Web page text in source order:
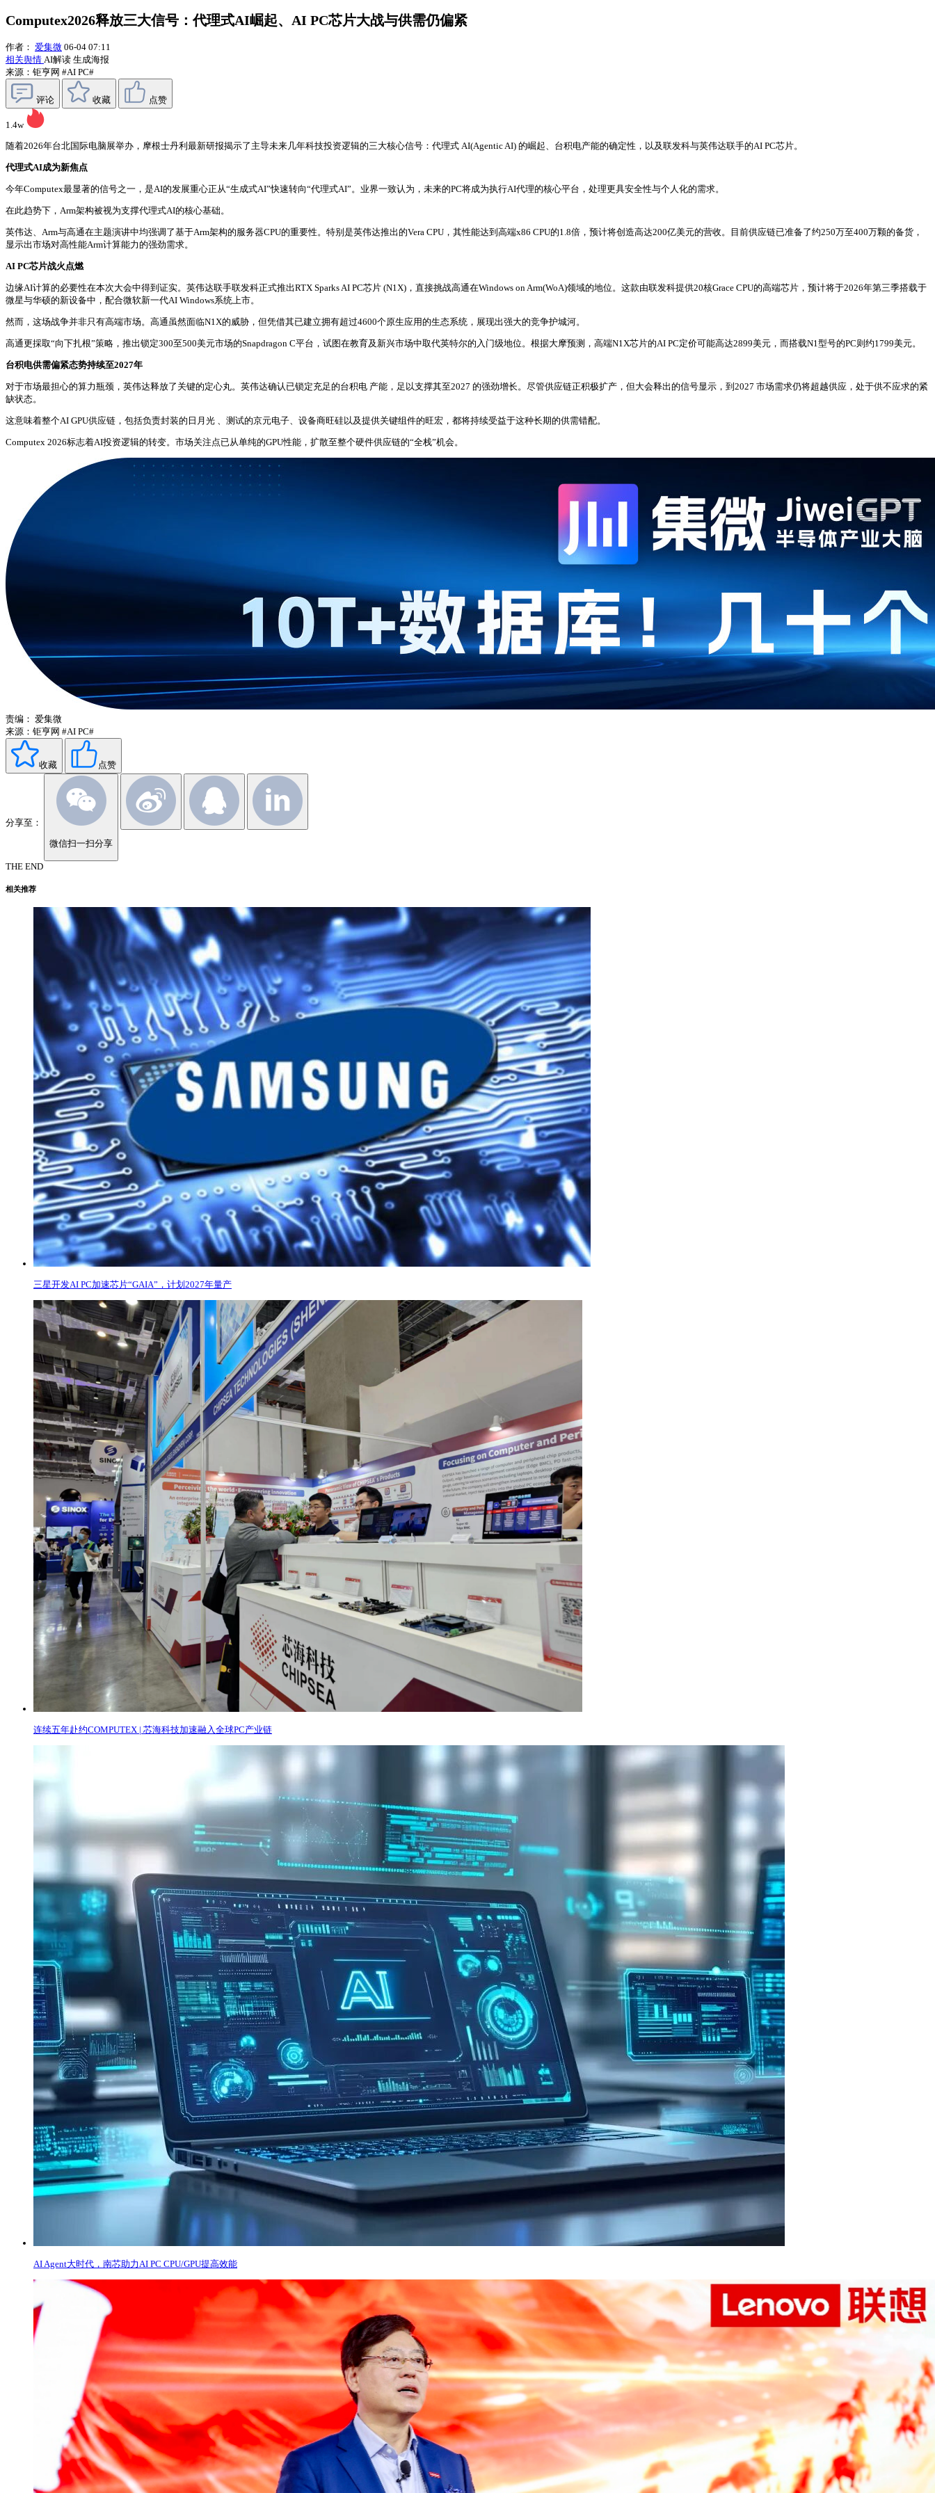
Computex2026释放三大信号：代理式AI崛起、AI PC芯片大战与供需仍偏紧
作者： 爱集微 06-04 07:11
相关舆情 AI解读 生成海报
来源：钜亨网 #AI PC#
评论 收藏 点赞
1.4w
随着2026年台北国际电脑展举办，摩根士丹利最新研报揭示了主导未来几年科技投资逻辑的三大核心信号：代理式 AI(Agentic AI) 的崛起、台积电产能的确定性，以及联发科与英伟达联手的AI PC芯片。
代理式AI成为新焦点
今年Computex最显著的信号之一，是AI的发展重心正从“生成式AI”快速转向“代理式AI”。业界一致认为，未来的PC将成为执行AI代理的核心平台，处理更具安全性与个人化的需求。
在此趋势下，Arm架构被视为支撑代理式AI的核心基础。
英伟达、Arm与高通在主题演讲中均强调了基于Arm架构的服务器CPU的重要性。特别是英伟达推出的Vera CPU，其性能达到高端x86 CPU的1.8倍，预计将创造高达200亿美元的营收。目前供应链已准备了约250万至400万颗的备货，
显示出市场对高性能Arm计算能力的强劲需求。
AI PC芯片战火点燃
边缘AI计算的必要性在本次大会中得到证实。英伟达联手联发科正式推出RTX Sparks AI PC芯片 (N1X)，直接挑战高通在Windows on Arm(WoA)领域的地位。这款由联发科提供20核Grace CPU的高端芯片，预计将于2026年第三季搭载于
微星与华硕的新设备中，配合微软新一代AI Windows系统上市。
然而，这场战争并非只有高端市场。高通虽然面临N1X的威胁，但凭借其已建立拥有超过4600个原生应用的生态系统，展现出强大的竞争护城河。
高通更採取“向下扎根”策略，推出锁定300至500美元市场的Snapdragon C平台，试图在教育及新兴市场中取代英特尔的入门级地位。根据大摩预测，高端N1X芯片的AI PC定价可能高达2899美元，而搭载N1型号的PC则约1799美元。
台积电供需偏紧态势持续至2027年
对于市场最担心的算力瓶颈，英伟达释放了关键的定心丸。英伟达确认已锁定充足的台积电 产能，足以支撑其至2027 的强劲增长。尽管供应链正积极扩产，但大会释出的信号显示，到2027 市场需求仍将超越供应，处于供不应求的紧
缺状态。
这意味着整个AI GPU供应链，包括负责封装的日月光 、测试的京元电子、设备商旺硅以及提供关键组件的旺宏，都将持续受益于这种长期的供需错配。
Computex 2026标志着AI投资逻辑的转变。市场关注点已从单纯的GPU性能，扩散至整个硬件供应链的“全栈”机会。
责编： 爱集微
来源：钜亨网 #AI PC#
收藏 点赞
分享至：
微信扫一扫分享
THE END
相关推荐
三星开发AI PC加速芯片“GAIA”，计划2027年量产
连续五年赴约COMPUTEX | 芯海科技加速融入全球PC产业链
AI Agent大时代，南芯助力AI PC CPU/GPU提高效能